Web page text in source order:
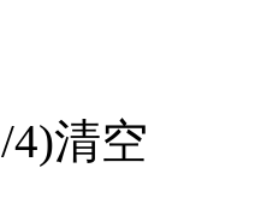
/4)清空